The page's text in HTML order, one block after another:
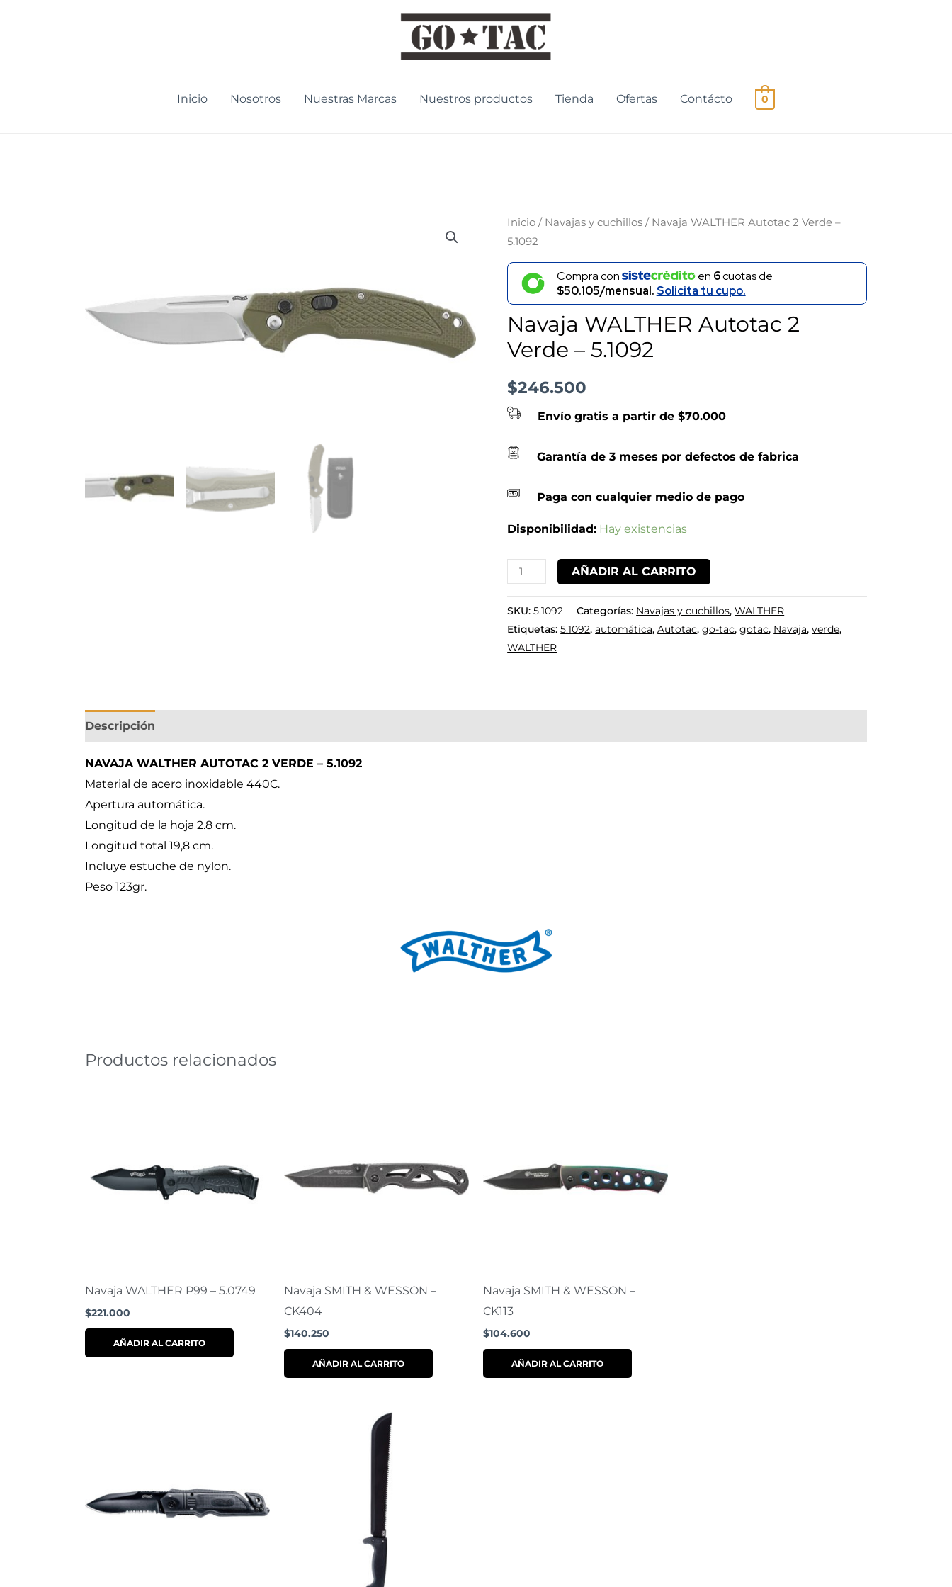
Inicio Nosotros Nuestras Marcas Nuestros productos Tienda Ofertas Contácto 0
Inicio / Navajas y cuchillos / Navaja WALTHER Autotac 2 Verde –
5.1092
Compra con en 6cuotas de
$50.105/mensual.Solicita tu cupo.
Navaja WALTHER Autotac 2
Verde – 5.1092
$246.500
Envío gratis a partir de $70.000
Garantía de 3 meses por defectos de fabrica
Paga con cualquier medio de pago
Disponibilidad: Hay existencias
Navaja
WALTHER
Autotac
Verde
5.1092
AÑADIR AL CARRITO
SKU:5.1092 Categorías: Navajas y cuchillos,WALTHER
Etiquetas:5.1092,automática,Autotac,go-tac,gotac, Navaja,verde,
WALTHER
Descripción
NAVAJA WALTHER AUTOTAC 2 VERDE – 5.1092
Material de acero inoxidable 440C.
Apertura automática.
Longitud de la hoja 2.8 cm.
Longitud total 19,8 cm.
Incluye estuche de nylon.
Peso 123gr.
Productos relacionados
Navaja WALTHER P99 – 5.0749
$221.000
AÑADIR AL CARRITO
Navaja SMITH & WESSON –
CK404
$140.250
AÑADIR AL CARRITO
Navaja SMITH & WESSON –
CK113
$104.600
AÑADIR AL CARRITO